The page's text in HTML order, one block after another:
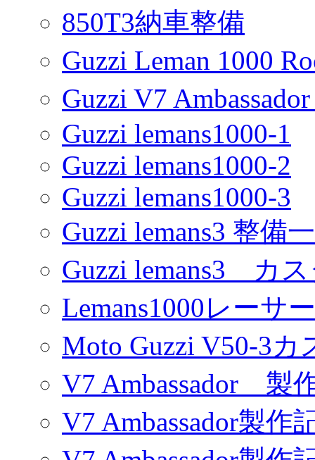
850T3納車整備
Guzzi Leman 1000
Guzzi V7
Guzzi lemans1000-1
Guzzi lemans1000-2
Guzzi lemans1000-3
Guzzi lemans3 整備
Guzzi lemans3 カ
Lemans1000レーサ
Moto Guzzi V50-3カ
V7 Ambassador 製
V7 Ambassador製作